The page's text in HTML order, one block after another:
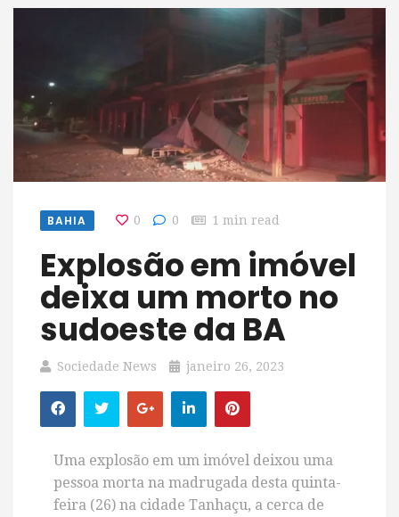
BAHIA 0 0 1 min read
Explosão em imóvel
deixa um morto no
sudoeste da BA
Sociedade News janeiro 26, 2023
Uma explosão em um imóvel deixou uma
pessoa morta na madrugada desta quinta-
feira (26) na cidade Tanhaçu, a cerca de